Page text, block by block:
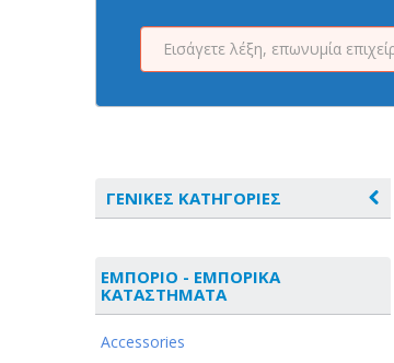
ΓΕΝΙΚΕΣ ΚΑΤΗΓΟΡΙΕΣ
ΑΘΛΗΤΙΣΜΟΣ
ΑΥΤΟΚΙΝΗΤΑ - ΜΗΧΑΝΕΣ - ΣΚΑΦΗ
ΕΜΠΟΡΙΟ - ΕΜΠΟΡΙΚΑ
ΚΑΤΑΣΤΗΜΑΤΑ
Accessories